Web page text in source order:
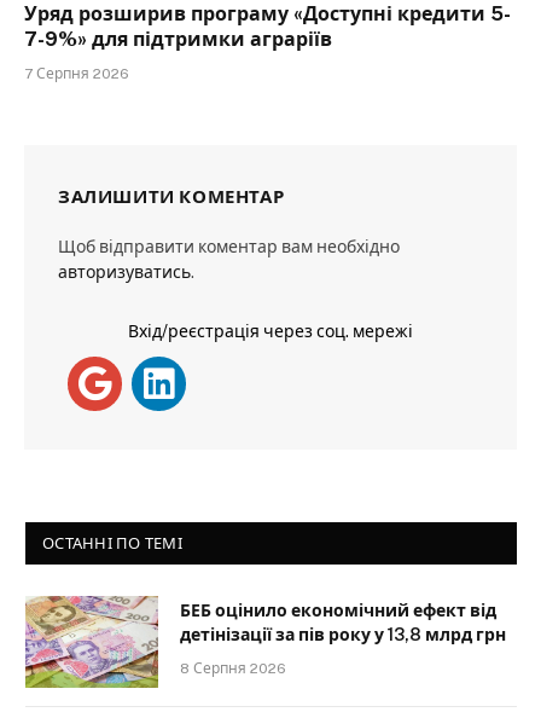
Уряд розширив програму «Доступні кредити 5-
7-9%» для підтримки аграріїв
7 Серпня 2026
ЗАЛИШИТИ КОМЕНТАР
Щоб відправити коментар вам необхідно
авторизуватись.
Вхід/реєстрація через соц. мережі
ОСТАННІ ПО ТЕМІ
БЕБ оцінило економічний ефект від
детінізації за пів року у 13,8 млрд грн
8 Серпня 2026